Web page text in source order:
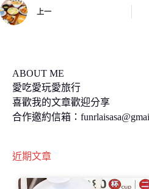
上一
ABOUT ME
愛吃愛玩愛旅行
喜歡我的文章歡迎分享
合作邀約信箱：
近期文章